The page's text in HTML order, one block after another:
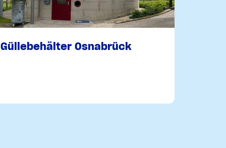
Güllebehälter Osnabrück